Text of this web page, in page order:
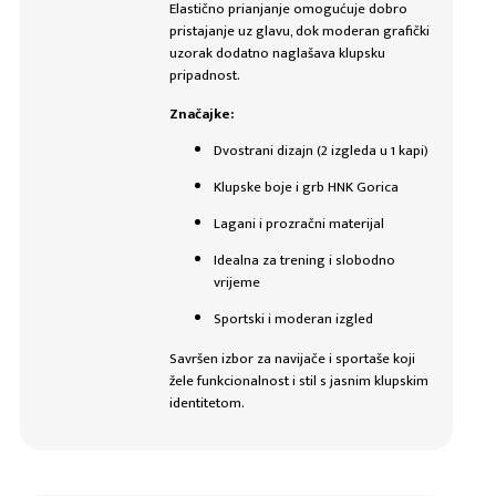
Elastično prianjanje omogućuje dobro
pristajanje uz glavu, dok moderan grafički
uzorak dodatno naglašava klupsku
pripadnost.
Značajke:
Dvostrani dizajn (2 izgleda u 1 kapi)
Klupske boje i grb HNK Gorica
Lagani i prozračni materijal
Idealna za trening i slobodno
vrijeme
Sportski i moderan izgled
Savršen izbor za navijače i sportaše koji
žele funkcionalnost i stil s jasnim klupskim
identitetom.